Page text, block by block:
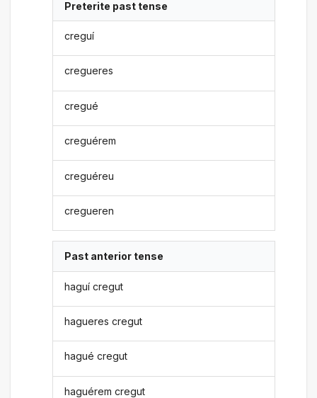
Preterite past tense
creguí
cregueres
cregué
creguérem
creguéreu
cregueren
Past anterior tense
haguí cregut
hagueres cregut
hagué cregut
haguérem cregut